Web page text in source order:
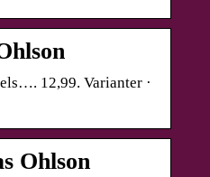
12,99. Varianter ·
Ohlson